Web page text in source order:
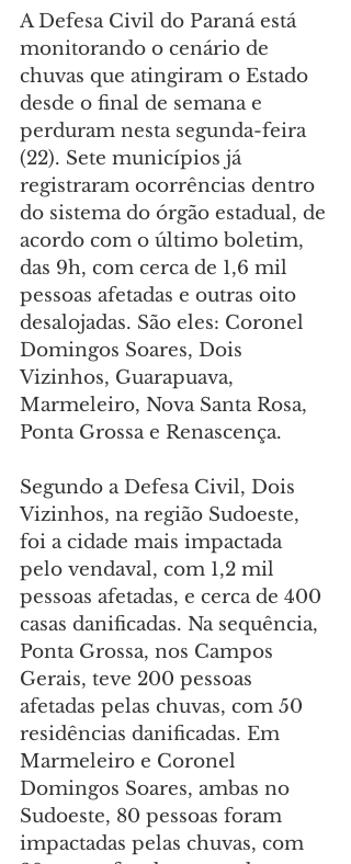
A Defesa Civil do Paraná está
monitorando o cenário de
chuvas que atingiram o Estado
desde o final de semana e
perduram nesta segunda-feira
(22). Sete municípios já
registraram ocorrências dentro
do sistema do órgão estadual, de
acordo com o último boletim,
das 9h, com cerca de 1,6 mil
pessoas afetadas e outras oito
desalojadas. São eles: Coronel
Domingos Soares, Dois
Vizinhos, Guarapuava,
Marmeleiro, Nova Santa Rosa,
Ponta Grossa e Renascença.
Segundo a Defesa Civil, Dois
Vizinhos, na região Sudoeste,
foi a cidade mais impactada
pelo vendaval, com 1,2 mil
pessoas afetadas, e cerca de 400
casas danificadas. Na sequência,
Ponta Grossa, nos Campos
Gerais, teve 200 pessoas
afetadas pelas chuvas, com 50
residências danificadas. Em
Marmeleiro e Coronel
Domingos Soares, ambas no
Sudoeste, 80 pessoas foram
impactadas pelas chuvas, com